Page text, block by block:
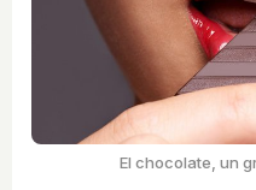
El chocolate, un